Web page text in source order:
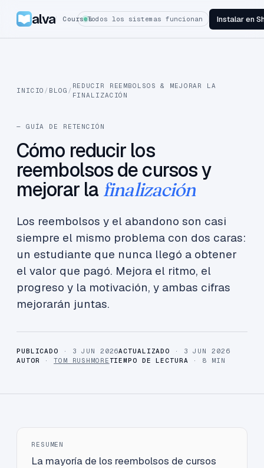
alva CoursesTodos los sistemas funcionan Instalar en
INICIO / BLOG /
REDUCIR REEMBOLSOS & MEJORAR LA
FINALIZACIÓN
— GUÍA DE RETENCIÓN
Cómo reducir los
reembolsos de cursos y
mejorar la finalización
Los reembolsos y el abandono son casi
siempre el mismo problema con dos caras:
un estudiante que nunca llegó a obtener
el valor que pagó. Mejora el ritmo, el
progreso y la motivación, y ambas cifras
mejorarán juntas.
PUBLICADO · 3 JUN 2026ACTUALIZADO · 3 JUN 2026
AUTOR
·TOM RUSHMORE TIEMPO DE LECTURA · 8 MIN
RESUMEN
La mayoría de los reembolsos de cursos